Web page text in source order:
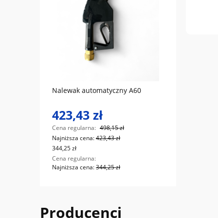
Nalewak automatyczny A60
423,43 zł
Cena regularna: 498,15 zł
Najniższa cena:423,43 zł
344,25 zł
Cena regularna:
Najniższa cena:344,25 zł
Producenci